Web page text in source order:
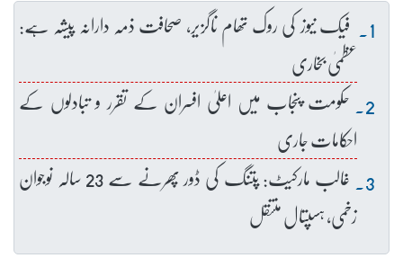
فیک نیوز کی روک تھام ناگزیر، صحافت ذمہ دارانہ پیشہ ہے:
عظمیٰ بخاری
حکومت پنجاب میں اعلیٰ افسران کے تقرر و تبادلوں کے
احکامات جاری
غالب مارکیٹ: پتنگ کی ڈور پھرنے سے 23 سالہ نوجوان
زخمی، ہسپتال منتقل